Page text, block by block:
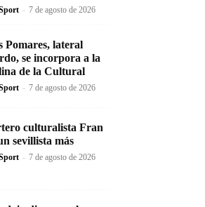
- 7 de agosto de 2026
Pomares, lateral
se incorpora a la
de la Cultural
- 7 de agosto de 2026
culturalista Fran
sevillista más
- 7 de agosto de 2026